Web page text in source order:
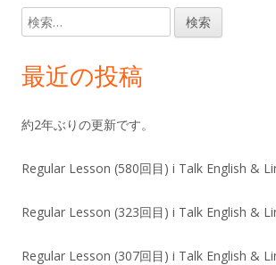
検
索:
最近の投稿
約2年ぶりの更新です。
Regular Lesson (580回目) i Talk English &
Regular Lesson (323回目) i Talk English &
Regular Lesson (307回目) i Talk English &